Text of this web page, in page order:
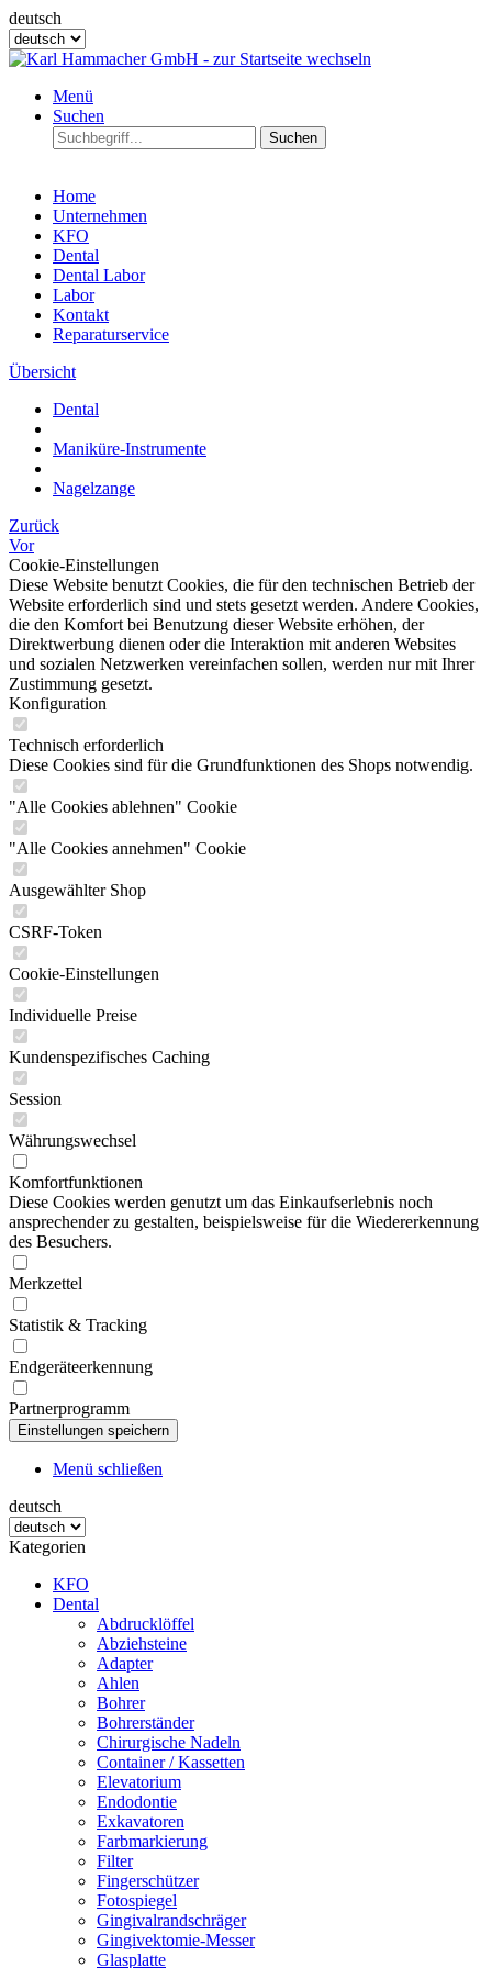
deutsch
Menü
Suchen
Suchen
Home
Unternehmen
KFO
Dental
Dental Labor
Labor
Kontakt
Reparaturservice
Übersicht
Dental
Maniküre-Instrumente
Nagelzange
Zurück
Vor
Cookie-Einstellungen
Diese Website benutzt Cookies, die für den technischen Betrieb der
Website erforderlich sind und stets gesetzt werden. Andere Cookies,
die den Komfort bei Benutzung dieser Website erhöhen, der
Direktwerbung dienen oder die Interaktion mit anderen Websites
und sozialen Netzwerken vereinfachen sollen, werden nur mit Ihrer
Zustimmung gesetzt.
Konfiguration
Technisch erforderlich
Diese Cookies sind für die Grundfunktionen des Shops notwendig.
"Alle Cookies ablehnen" Cookie
"Alle Cookies annehmen" Cookie
Ausgewählter Shop
CSRF-Token
Cookie-Einstellungen
Individuelle Preise
Kundenspezifisches Caching
Session
Währungswechsel
Komfortfunktionen
Diese Cookies werden genutzt um das Einkaufserlebnis noch
ansprechender zu gestalten, beispielsweise für die Wiedererkennung
des Besuchers.
Merkzettel
Statistik & Tracking
Endgeräteerkennung
Partnerprogramm
Menü schließen
deutsch
Kategorien
KFO
Dental
Abdrucklöffel
Abziehsteine
Adapter
Ahlen
Bohrer
Bohrerständer
Chirurgische Nadeln
Container / Kassetten
Elevatorium
Endodontie
Exkavatoren
Farbmarkierung
Filter
Fingerschützer
Fotospiegel
Gingivalrandschräger
Gingivektomie-Messer
Glasplatte